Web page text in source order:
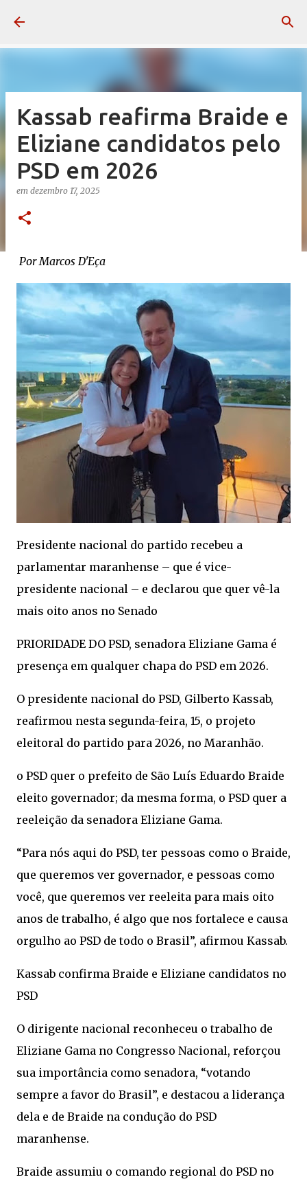
Kassab reafirma Braide e
Eliziane candidatos pelo
PSD em 2026
em dezembro 17, 2025
Por Marcos D'Eça
Presidente nacional do partido recebeu a
parlamentar maranhense – que é vice-
presidente nacional – e declarou que quer vê-la
mais oito anos no Senado
PRIORIDADE DO PSD, senadora Eliziane Gama é
presença em qualquer chapa do PSD em 2026.
O presidente nacional do PSD, Gilberto Kassab,
reafirmou nesta segunda-feira, 15, o projeto
eleitoral do partido para 2026, no Maranhão.
o PSD quer o prefeito de São Luís Eduardo Braide
eleito governador; da mesma forma, o PSD quer a
reeleição da senadora Eliziane Gama.
“Para nós aqui do PSD, ter pessoas como o Braide,
que queremos ver governador, e pessoas como
você, que queremos ver reeleita para mais oito
anos de trabalho, é algo que nos fortalece e causa
orgulho ao PSD de todo o Brasil”, afirmou Kassab.
Kassab confirma Braide e Eliziane candidatos no
PSD
O dirigente nacional reconheceu o trabalho de
Eliziane Gama no Congresso Nacional, reforçou
sua importância como senadora, “votando
sempre a favor do Brasil”, e destacou a liderança
dela e de Braide na condução do PSD
maranhense.
Braide assumiu o comando regional do PSD no